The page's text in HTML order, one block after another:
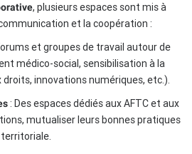
, plusieurs espaces sont mis à
et la coopération :
et groupes de travail autour de
médico-social, sensibilisation à la
innovations numériques, etc.).
: Des espaces dédiés aux AFTC et aux
mutualiser leurs bonnes pratiques